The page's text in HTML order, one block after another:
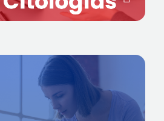
Más información
Estos exámenes aseguran que
los solicitantes
cumplen con
los requisitos
de salud
establecidos por las
autoridades de inmigración.